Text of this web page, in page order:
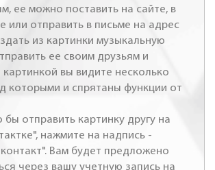
ее можно поставить на сайте, в
или отправить в письме на адрес
из картинки музыкальную
ее своим друзьям и
вы видите несколько
которыми и спрятаны функции от
бы отправить картинку другу на
нажмите на надпись -
Вам будет предложено
через вашу учетную запись на